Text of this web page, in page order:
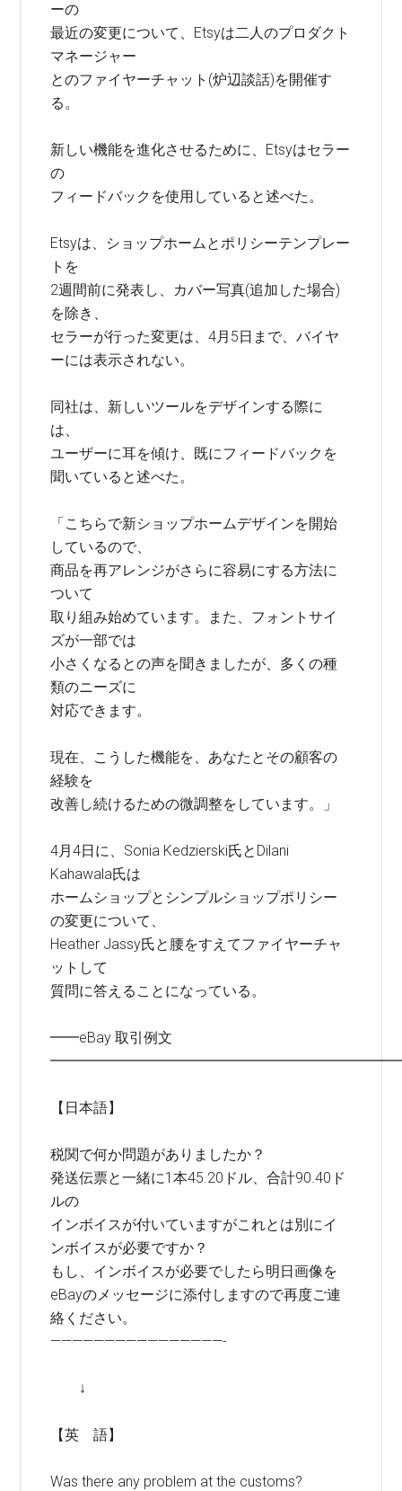
ーの
最近の変更について、Etsyは二人のプロダクト
マネージャー
とのファイヤーチャット(炉辺談話)を開催す
る。
新しい機能を進化させるために、Etsyはセラー
の
フィードバックを使用していると述べた。
Etsyは、ショップホームとポリシーテンプレー
トを
2週間前に発表し、カバー写真(追加した場合)
を除き、
セラーが行った変更は、4月5日まで、バイヤ
ーには表示されない。
同社は、新しいツールをデザインする際に
は、
ユーザーに耳を傾け、既にフィードバックを
聞いていると述べた。
「こちらで新ショップホームデザインを開始
しているので、
商品を再アレンジがさらに容易にする方法に
ついて
取り組み始めています。また、フォントサイ
ズが一部では
小さくなるとの声を聞きましたが、多くの種
類のニーズに
対応できます。
現在、こうした機能を、あなたとその顧客の
経験を
改善し続けるための微調整をしています。」
4月4日に、Sonia Kedzierski氏とDilani
Kahawala氏は
ホームショップとシンプルショップポリシー
の変更について、
Heather Jassy氏と腰をすえてファイヤーチャ
ットして
質問に答えることになっている。
━━eBay 取引例文
【日本語】
税関で何か問題がありましたか？
発送伝票と一緒に1本45.20ドル、合計90.40ド
ルの
インボイスが付いていますがこれとは別にイ
ンボイスが必要ですか？
もし、インボイスが必要でしたら明日画像を
eBayのメッセージに添付しますので再度ご連
絡ください。
————————————————-
↓
【英 語】
Was there any problem at the customs?